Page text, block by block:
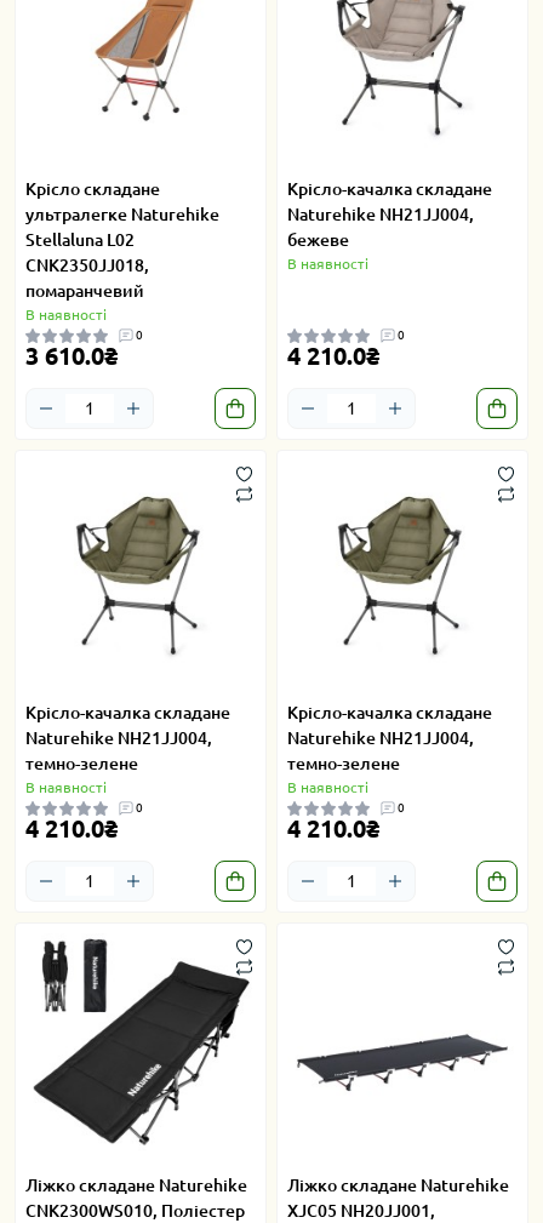
Крісло складане
ультралегке Naturehike
Stellaluna L02
CNK2350JJ018,
помаранчевий
В наявності
0
3 610.0₴
Крісло-качалка складане
Naturehike NH21JJ004,
бежеве
В наявності
0
4 210.0₴
Крісло-качалка складане
Naturehike NH21JJ004,
темно-зелене
В наявності
0
4 210.0₴
Крісло-качалка складане
Naturehike NH21JJ004,
темно-зелене
В наявності
0
4 210.0₴
Ліжко складане Naturehike
CNK2300WS010, Поліестер
Ліжко складане Naturehike
XJC05 NH20JJ001,